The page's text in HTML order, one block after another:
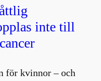
inte till
för kvinnor – och